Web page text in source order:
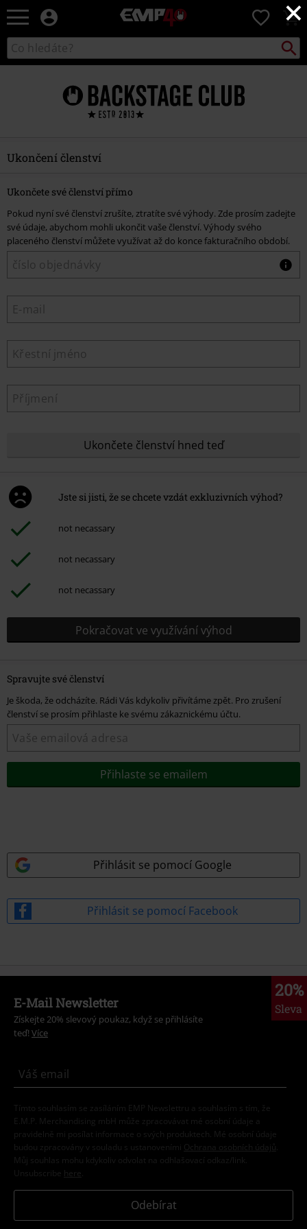
×
EMP
Hudba,
filmy
seriály,
Merch
0
Katalog
vyhledávání
Ukončení členství
Ukončete své členství přímo
Pokud nyní své členství zrušíte, ztratíte své výhody. Zde prosím zadejte
své údaje, abychom mohli ukončit vaše členství. Výhody svého
placeného členství můžete využívat až do konce fakturačního období.
Ukončete členství hned teď
Jste si jisti, že se chcete vzdát exkluzivních výhod?
not necassary
not necassary
not necassary
Pokračovat ve využívání výhod
Spravujte své členství
Je škoda, že odcházíte. Rádi Vás kdykoliv přivítáme zpět. Pro zrušení
členství se prosím přihlaste ke svému zákaznickému účtu.
Přihlaste se emailem
Přihlásit se pomocí Google
Přihlásit se pomocí Facebook
20%
Sleva
E-Mail Newsletter
Získejte 20% slevový poukaz, když se přihlásíte
teď! Více
Tímto souhlasím se zasíláním EMP Newslettru a souhlasím s tím, že
E.M.P. Merchandising mbH může zpracovávat mé osobní údaje a
pravidelně mi posílat informace o svých produktech. Mé osobní údaje
budou zpracovány v souladu s ustanoveními
Ochrana osobních údajů
Můj souhlas mohu kdykoliv odvolat na odhlašovací odkaz/link.
Unsubscribe here
Odebírat